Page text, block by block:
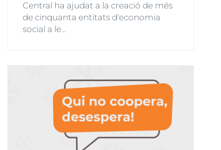
Central ha ajudat a la creació de més
de cinquanta entitats d'economia
social a le...